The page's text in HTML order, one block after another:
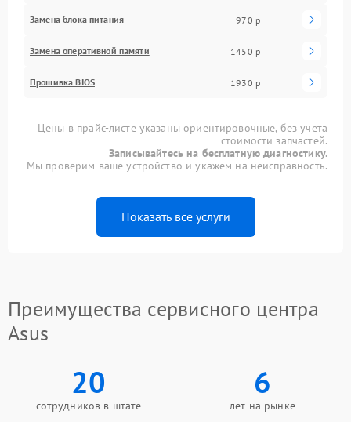
Замена блока питания 970 р
Замена оперативной памяти 1450 р
Прошивка BIOS 1930 р
Цены в прайс-листе указаны ориентировочные, без учета
стоимости запчастей.
Записывайтесь на бесплатную диагностику.
Мы проверим ваше устройство и укажем на неисправность.
Показать все услуги
Преимущества сервисного центра
Asus
20
сотрудников в штате
6
лет на рынке